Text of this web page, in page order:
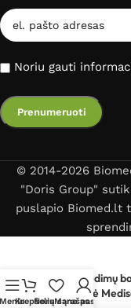
Noriu gauti
© 2014-2026
"Doris Group"
puslapio Biomed.lt
MeniuKrepšelisNorų sąrašas
Mano paskyra
Lauko sėdimų
pagalvėlė